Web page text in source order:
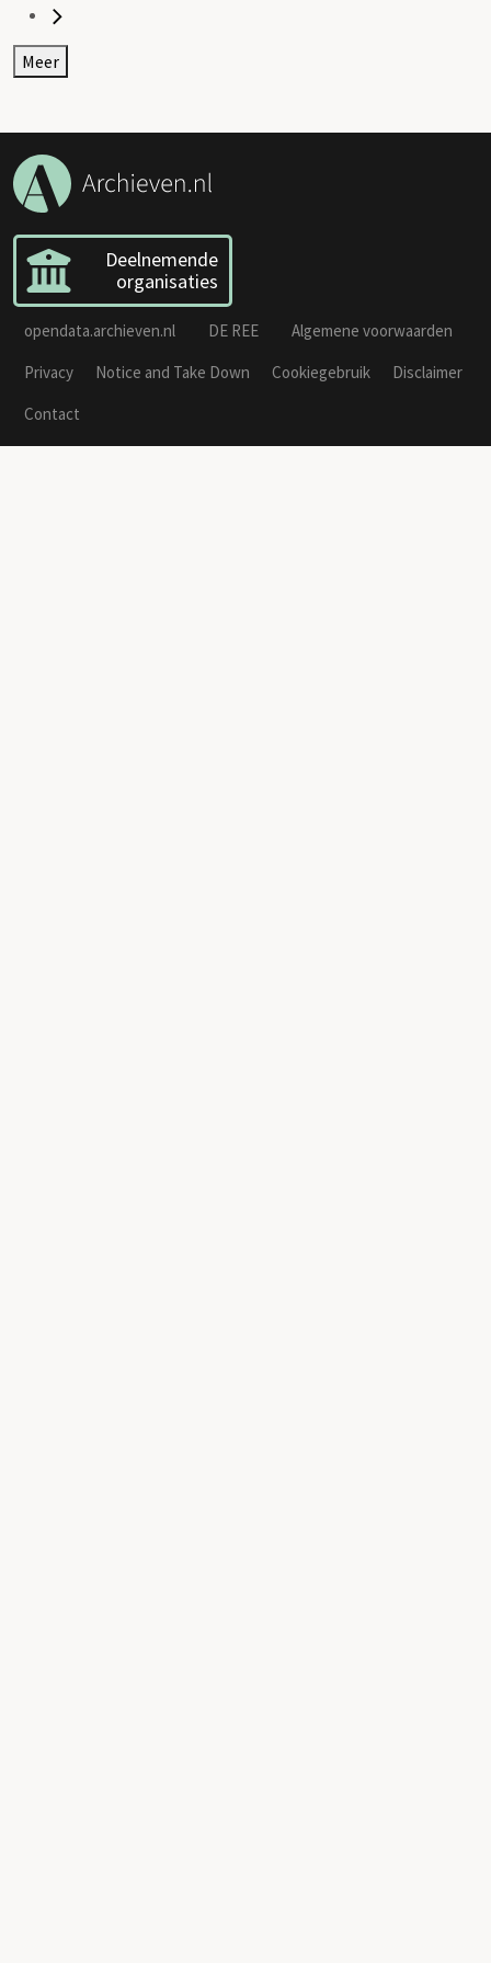
Meer
Deelnemende
organisaties
opendata.archieven.nl DE REE
Algemene voorwaarden
Privacy
Notice and Take Down Cookiegebruik
Disclaimer
Contact